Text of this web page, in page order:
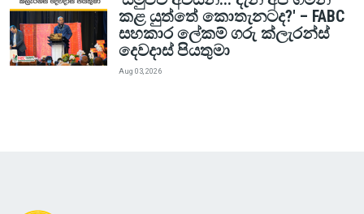
කළ යුත්තේ කොතැනටද?' – FABC
සහකාර ලේකම් ගරු ක්ලැරන්ස්
දෙවදාස් පියතුමා
Aug 03, 2026